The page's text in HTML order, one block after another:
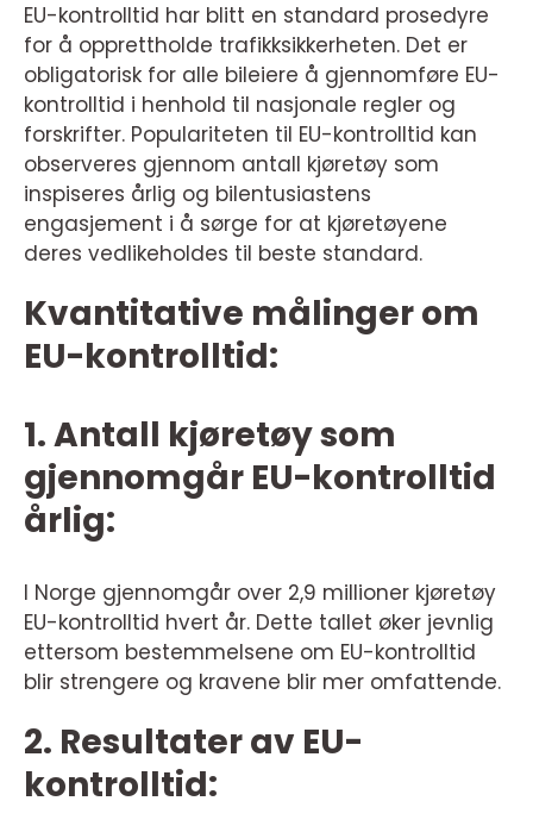
EU-kontrolltid har blitt en standard prosedyre
for å opprettholde trafikksikkerheten. Det er
obligatorisk for alle bileiere å gjennomføre EU-
kontrolltid i henhold til nasjonale regler og
forskrifter. Populariteten til EU-kontrolltid kan
observeres gjennom antall kjøretøy som
inspiseres årlig og bilentusiastens
engasjement i å sørge for at kjøretøyene
deres vedlikeholdes til beste standard.
Kvantitative målinger om
EU-kontrolltid:
1. Antall kjøretøy som
gjennomgår EU-kontrolltid
årlig:
I Norge gjennomgår over 2,9 millioner kjøretøy
EU-kontrolltid hvert år. Dette tallet øker jevnlig
ettersom bestemmelsene om EU-kontrolltid
blir strengere og kravene blir mer omfattende.
2. Resultater av EU-
kontrolltid: